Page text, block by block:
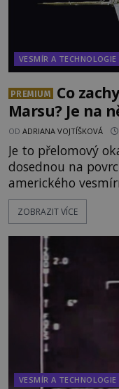
VESMÍR A TECHNOLOGIE
PREMIUM
Co
Marsu? Je na
OD ADRIANA VOJTÍŠKOVÁ
Je to přelomový
dosednou na
amerického
jsou schopny
opředené rudé
zvané Cydonie
připomínající
ZOBRAZIT VÍCE
VESMÍR A TECHNOLOGIE